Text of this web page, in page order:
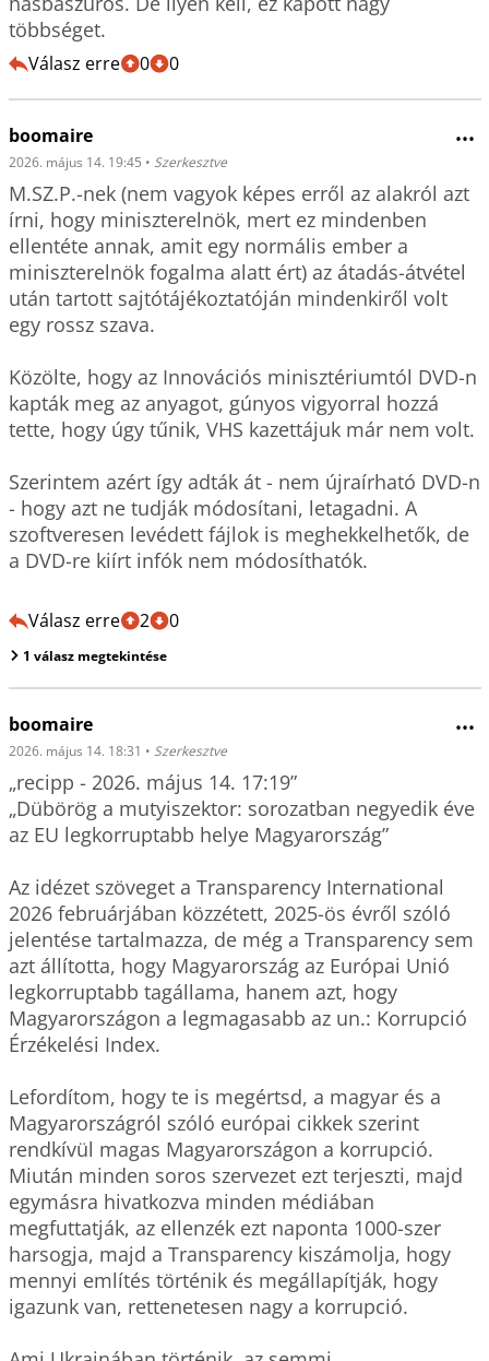
többséget.
Válasz erre 0 0
boomaire •••
2026. május 14. 19:45 • Szerkesztve
M.SZ.P.-nek (nem vagyok képes erről az alakról azt
írni, hogy miniszterelnök, mert ez mindenben
ellentéte annak, amit egy normális ember a
miniszterelnök fogalma alatt ért) az átadás-átvétel
után tartott sajtótájékoztatóján mindenkiről volt
egy rossz szava.
Közölte, hogy az Innovációs minisztériumtól DVD-n
kapták meg az anyagot, gúnyos vigyorral hozzá
tette, hogy úgy tűnik, VHS kazettájuk már nem volt.
Szerintem azért így adták át - nem újraírható DVD-n
- hogy azt ne tudják módosítani, letagadni. A
szoftveresen levédett fájlok is meghekkelhetők, de
a DVD-re kiírt infók nem módosíthatók.
Válasz erre 2 0
1 válasz megtekintése
boomaire •••
2026. május 14. 18:31 • Szerkesztve
„recipp - 2026. május 14. 17:19”
„Dübörög a mutyiszektor: sorozatban negyedik éve
az EU legkorruptabb helye Magyarország”
Az idézet szöveget a Transparency International
2026 februárjában közzétett, 2025-ös évről szóló
jelentése tartalmazza, de még a Transparency sem
azt állította, hogy Magyarország az Európai Unió
legkorruptabb tagállama, hanem azt, hogy
Magyarországon a legmagasabb az un.: Korrupció
Érzékelési Index.
Lefordítom, hogy te is megértsd, a magyar és a
Magyarországról szóló európai cikkek szerint
rendkívül magas Magyarországon a korrupció.
Miután minden soros szervezet ezt terjeszti, majd
egymásra hivatkozva minden médiában
megfuttatják, az ellenzék ezt naponta 1000-szer
harsogja, majd a Transparency kiszámolja, hogy
mennyi említés történik és megállapítják, hogy
igazunk van, rettenetesen nagy a korrupció.